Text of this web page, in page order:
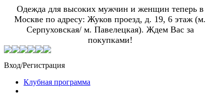
Одежда для высоких мужчин и женщин теперь в
Москве по адресу: Жуков проезд, д. 19, 6 этаж (м.
Серпуховская/ м. Павелецкая). Ждем Вас за
покупками!
Вход/Регистрация
Клубная программа